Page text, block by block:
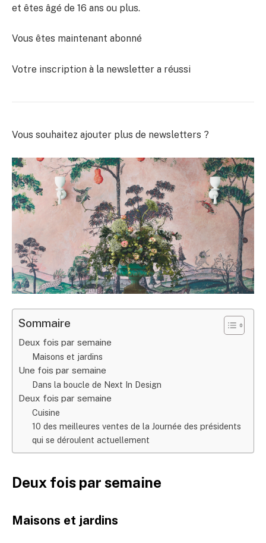
et êtes âgé de 16 ans ou plus.
Vous êtes maintenant abonné
Votre inscription à la newsletter a réussi
Vous souhaitez ajouter plus de newsletters ?
Sommaire
Deux fois par semaine
Maisons et jardins
Une fois par semaine
Dans la boucle de Next In Design
Deux fois par semaine
Cuisine
10 des meilleures ventes de la Journée des présidents
qui se déroulent actuellement
Deux fois par semaine
Maisons et jardins